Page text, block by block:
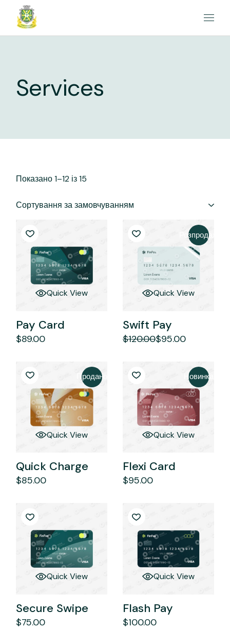
Перейти
вмісту
Services
Показано 1–12 із 15
Сортування за замовчуванням
Quick View
Pay Card
$89.00
Розпродаж
Quick View
Swift Pay
$120.00
Оригінальна
$95.00
Поточна
Продано
Quick View
Quick Charge
$85.00
Новинка
Quick View
Flexi Card
$95.00
Quick View
Secure Swipe
$75.00
Quick View
Flash Pay
$100.00